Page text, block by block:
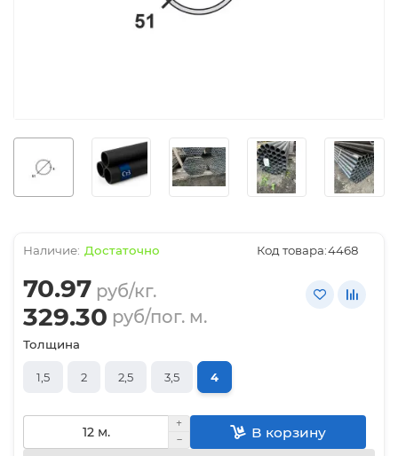
Достаточно Код товара:4468
70.97 руб/кг.
329.30 руб/пог. м.
Толщина
1,5 2 2,5 3,5 4
В корзину